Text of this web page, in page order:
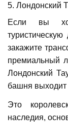
5. Лондонский
Если вы
туристическую
закажите
премиальный
Лондонский
башня выходит
Это
наследия,